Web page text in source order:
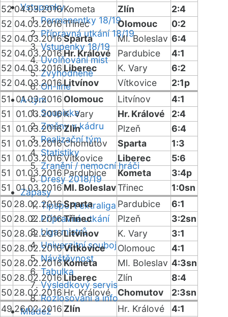
Vstupenky
Permanentky 18/19
Přípravná utkání 18/19
Vstupenky 18/19
Uvolňování míst
Zvýhodněné
On-line
A-tým
Soupiska
Změny v kádru
Realizační tým
Statistiky
Zranění / nemocní hráči
Dresy 2018/19
Zápasy
Tipsport extraliga
Přípravná utkání
Liga mistrů
Univerzitní souboj
Návštěvnost
Tabulka
Výsledkový servis
Rozlosování a info
Mládež
52 04.03.2016Kometa Zlín
2:4
52 04.03.2016Třinec Olomouc
0:2
52 04.03.2016Sparta Ml. Boleslav 6:4
52 04.03.2016Hr. Králové Pardubice
4:1
52 04.03.2016 Liberec K. Vary
6:2
52 04.03.2016Litvínov Vítkovice
2:1p
51
01.03.2016 Olomouc Litvínov
4:1
51
01.03.2016K. Vary Hr. Králové
2:4
51
01.03.2016Zlín Plzeň
6:4
51
01.03.2016Chomutov Sparta
1:3
51
01.03.2016Vítkovice Liberec
5:6
51
01.03.2016 Pardubice Kometa
3:4p
51
01.03.2016Ml. BoleslavTřinec
1:0sn
50 28.02.2016Sparta Pardubice
6:1
50 28.02.2016Třinec Plzeň
3:2sn
50 28.02.2016Litvínov K. Vary
3:1
50 28.02.2016Vítkovice Olomouc
4:1
50 28.02.2016Kometa Ml. Boleslav 4:3sn
50 28.02.2016 Liberec Zlín
8:4
50 28.02.2016 Hr. Králové Chomutov
2:3sn
49 26.02.2016 Zlín Hr. Králové
4:1